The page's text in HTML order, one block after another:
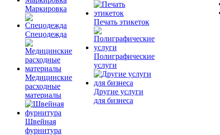
Маркировка
Спецодежда
Медицинские
расходные
материалы
Швейная
фурнитура
Печать этикеток
Полиграфические
услуги
Другие услуги
для бизнеса